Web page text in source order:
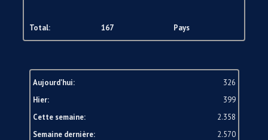
Total: 167 Pays
Aujourd'hui:
326
Hier:
399
Cette semaine:
2.358
Semaine dernière:
2.570